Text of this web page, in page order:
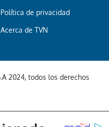
Política de privacidad
Acerca de TVN
2024, todos los derechos